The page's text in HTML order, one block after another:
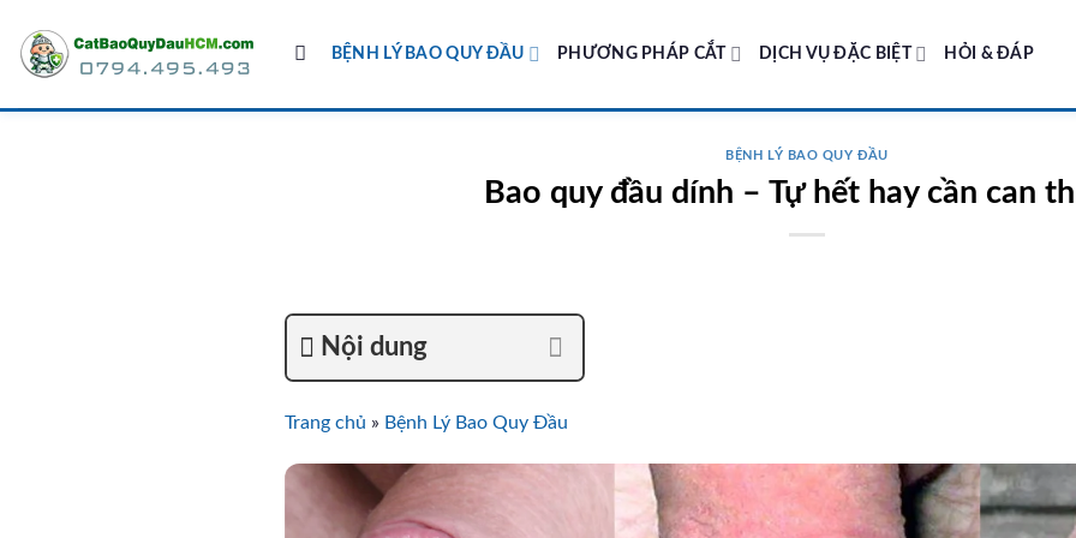
content
BỆNH LÝ BAO QUY ĐẦU PHƯƠNG PHÁP CẮT DỊCH VỤ ĐẶC BIỆT HỎI & ĐÁP
BỆNH LÝ BAO QUY ĐẦU
Bao quy đầu dính – Tự hết hay cần can
Nội dung
Trang chủ » Bệnh Lý Bao Quy Đầu